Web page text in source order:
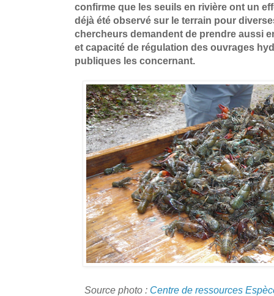
confirme que les seuils en rivière ont un
déjà été observé sur le terrain pour
chercheurs demandent de prendre aussi
et capacité de régulation des ouvrages
publiques les concernant.
Source photo : Centre de ressources